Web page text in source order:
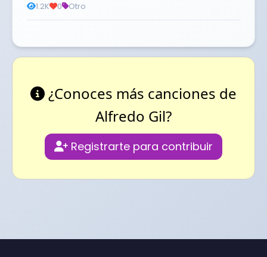
1.2K 0 Otro
¿Conoces más canciones de
Alfredo Gil?
Registrarte para contribuir